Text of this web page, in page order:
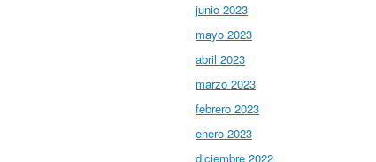
junio 2023
mayo 2023
abril 2023
marzo 2023
febrero 2023
enero 2023
diciembre 2022